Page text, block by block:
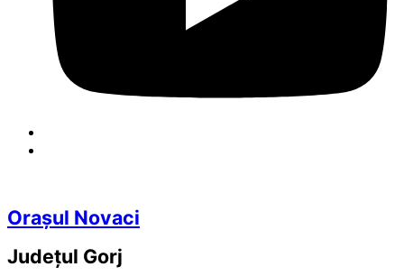
Orașul Novaci
Județul Gorj